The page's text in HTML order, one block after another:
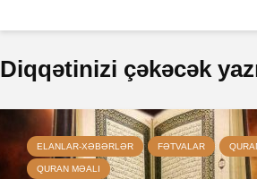
Diqqətinizi çəkəcək
ELANLAR-XƏBƏRLƏR FƏTVALAR
QURAN MƏALI